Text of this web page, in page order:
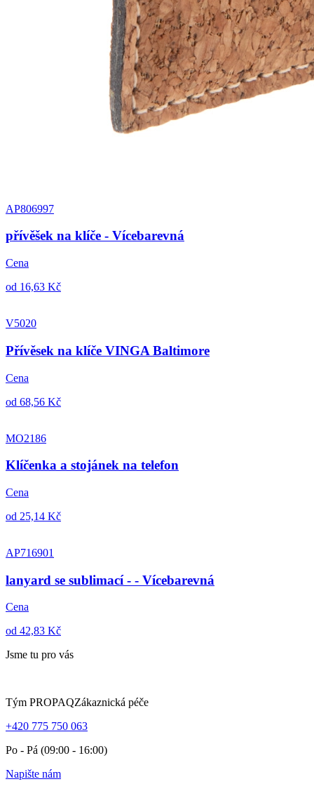
AP806997
přívěšek na klíče - Vícebarevná
Cena
od 16,63 Kč
V5020
Přívěsek na klíče VINGA Baltimore
Cena
od 68,56 Kč
MO2186
Klíčenka a stojánek na telefon
Cena
od 25,14 Kč
AP716901
lanyard se sublimací - - Vícebarevná
Cena
od 42,83 Kč
Jsme tu pro vás
Tým PROPAQZákaznická péče
+420 775 750 063
Po - Pá (09:00 - 16:00)
Napište nám